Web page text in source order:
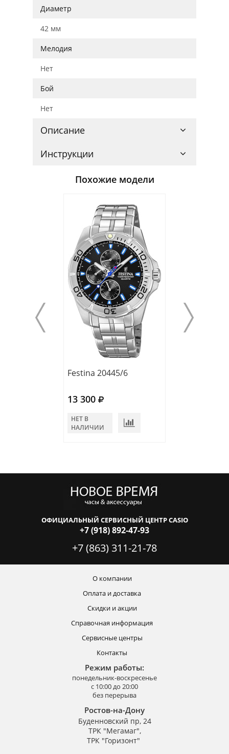
Диаметр
42 мм
Мелодия
Нет
Бой
Нет
Описание
Инструкции
Похожие модели
Festinа 20445/6
13 300
НЕТ В
НАЛИЧИИ
ОФИЦИАЛЬНЫЙ СЕРВИСНЫЙ ЦЕНТР CASIO
+7 (918) 892-47-93
+7 (863) 311-21-78
О компании
Оплата и доставка
Скидки и акции
Справочная информация
Сервисные центры
Контакты
Режим работы:
понедельник-воскресенье
с 10:00 до 20:00
без перерыва
Ростов-на-Дону
Буденновский пр, 24
ТРК "Мегамаг",
ТРК "Горизонт"